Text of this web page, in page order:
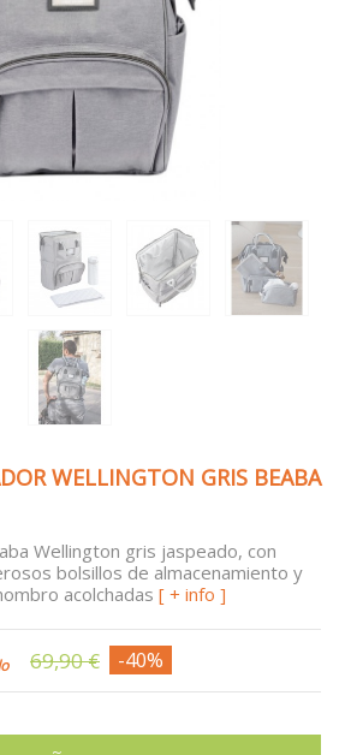
WELLINGTON GRIS BEABA
Wellington gris jaspeado, con
bolsillos de almacenamiento y
acolchadas [ + info ]
69,90 € -40%